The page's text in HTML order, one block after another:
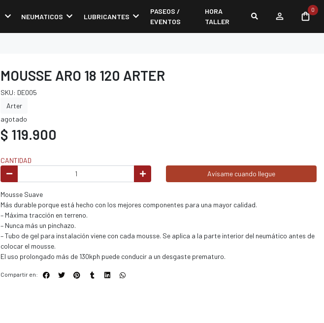
NEUMATICOS LUBRICANTES
PASEOS /
EVENTOS
HORA
TALLER
0
MOUSSE ARO 18 120 ARTER
SKU: DE005
Arter
agotado
$ 119.900
CANTIDAD
Avísame cuando llegue
Mousse Suave
Más durable porque está hecho con los mejores componentes para una mayor calidad.
– Máxima tracción en terreno.
– Nunca más un pinchazo.
– Tubo de gel para instalación viene con cada mousse. Se aplica a la parte interior del neumático antes de
colocar el mousse.
El uso prolongado más de 130kph puede conducir a un desgaste prematuro.
Compartir en: